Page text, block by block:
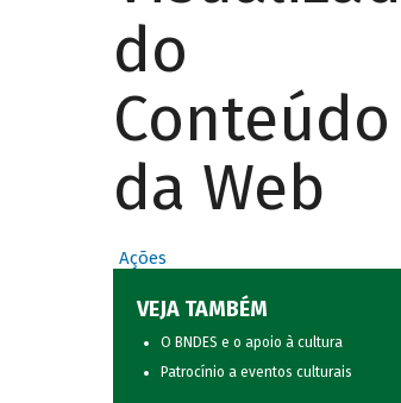
do
Conteúdo
da Web
Ações
VEJA TAMBÉM
O BNDES e o apoio à cultura
Patrocínio a eventos culturais